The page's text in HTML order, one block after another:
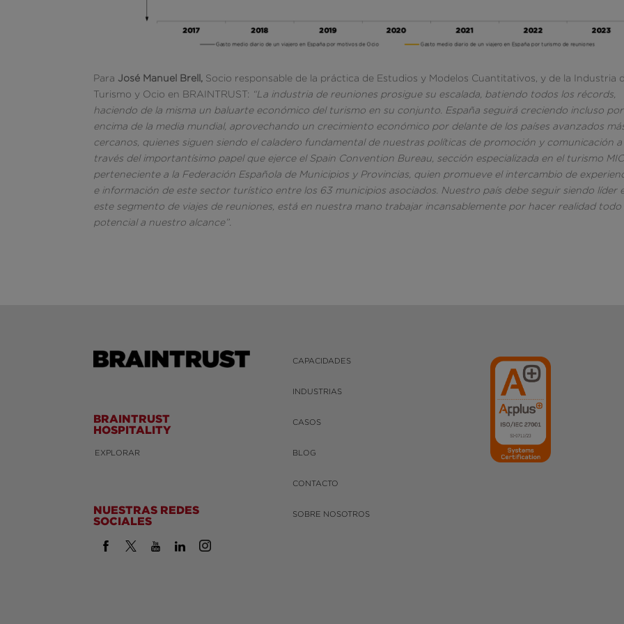
Para José Manuel Brell, Socio responsable de la práctica de Estudios y Modelos Cuantitativos, y de la Industria
Turismo y Ocio en BRAINTRUST: “La industria de reuniones prosigue su escalada, batiendo todos los récords,
haciendo de la misma un baluarte económico del turismo en su conjunto. España seguirá creciendo incluso por
encima de la media mundial, aprovechando un crecimiento económico por delante de los países avanzados
cercanos, quienes siguen siendo el caladero fundamental de nuestras políticas de promoción y comunicación a
través del importantísimo papel que ejerce el Spain Convention Bureau, sección especializada en el turismo
perteneciente a la Federación Española de Municipios y Provincias, quien promueve el intercambio de
e información de este sector turístico entre los 63 municipios asociados. Nuestro país debe seguir siendo líder
este segmento de viajes de reuniones, está en nuestra mano trabajar incansablemente por hacer realidad todo
potencial a nuestro alcance”.
BRAINTRUST
HOSPITALITY
EXPLORAR
NUESTRAS REDES
SOCIALES
CAPACIDADES
INDUSTRIAS
CASOS
BLOG
CONTACTO
SOBRE NOSOTROS